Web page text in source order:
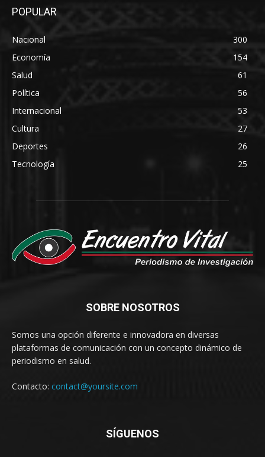
POPULAR
Nacional
300
Economía
154
Salud
61
Política
56
Internacional
53
Cultura
27
Deportes
26
Tecnología
25
SOBRE NOSOTROS
Somos una opción diferente e innovadora en diversas
plataformas de comunicación con un concepto dinámico de
periodismo en salud.
Contacto: contact@yoursite.com
SÍGUENOS